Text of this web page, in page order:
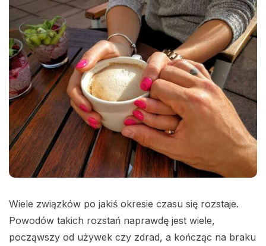
Wiele związków po jakiś okresie czasu się rozstaje.
Powodów takich rozstań naprawdę jest wiele,
począwszy od używek czy zdrad, a kończąc na braku